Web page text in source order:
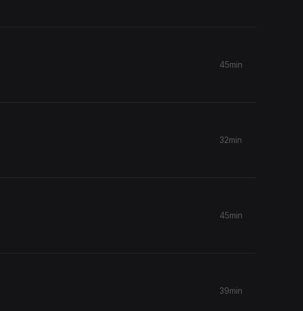
45min
32min
45min
39min